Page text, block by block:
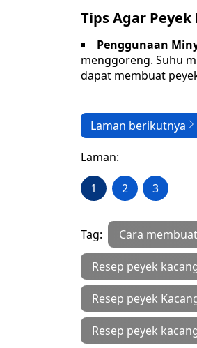
Tips Agar Peyek
Penggunaan
menggoreng. Suhu
dapat membuat
Laman berikutnya
Laman:
1 2 3
Tag: Cara
Resep peyek
Resep peyek
Resep peyek